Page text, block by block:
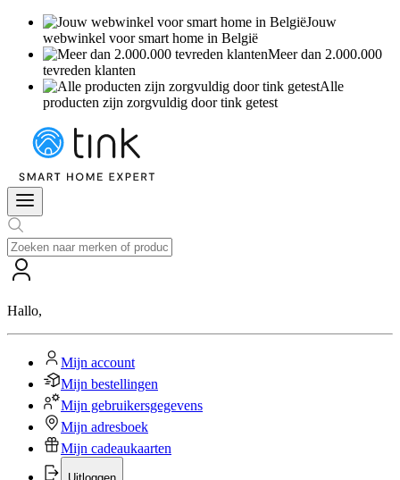
Jouw
webwinkel voor smart home in België
Meer dan 2.000.000
tevreden klanten
Alle
producten zijn zorgvuldig door tink getest
Hallo,
Mijn account
Mijn bestellingen
Mijn gebruikersgegevens
Mijn adresboek
Mijn cadeaukaarten